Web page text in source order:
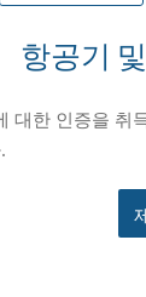
항공기
한 인증을